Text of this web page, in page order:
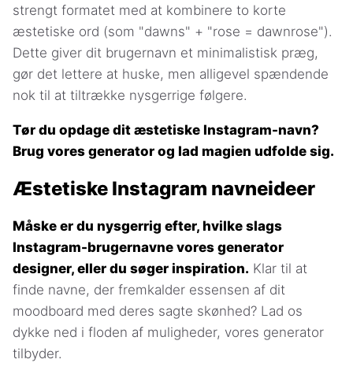
strengt formatet med at kombinere to korte
æstetiske ord (som "dawns" + "rose = dawnrose").
Dette giver dit brugernavn et minimalistisk præg,
gør det lettere at huske, men alligevel spændende
nok til at tiltrække nysgerrige følgere.
Tør du opdage dit æstetiske Instagram-navn?
Brug vores generator og lad magien udfolde sig.
Æstetiske Instagram navneideer
Måske er du nysgerrig efter, hvilke slags
Instagram-brugernavne vores generator
designer, eller du søger inspiration. Klar til at
finde navne, der fremkalder essensen af dit
moodboard med deres sagte skønhed? Lad os
dykke ned i floden af muligheder, vores generator
tilbyder.